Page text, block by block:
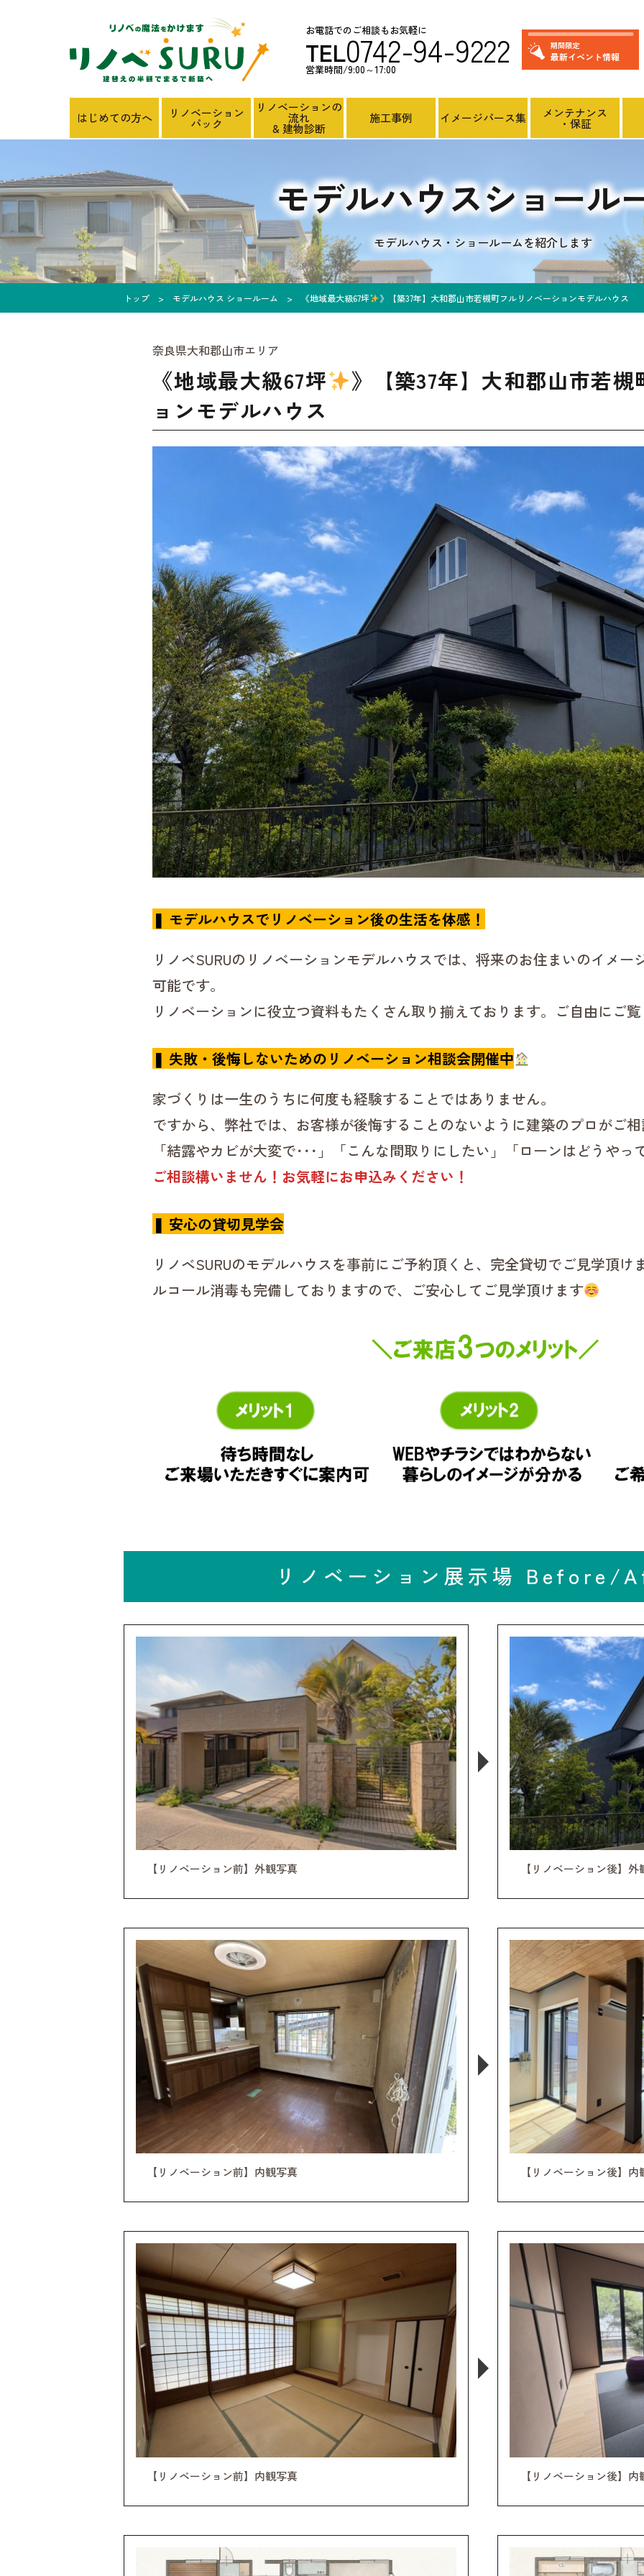
お電話でのご相談もお気軽に
TEL0742-94-9222
営業時間/9:00～17:00
期間限定
最新イベント情報
はじめての方へ リノベーション
パック
リノベーションの
流れ
& 建物診断
施工事例 イメージパース集 メンテナンス
・保証
モデルハウスショール
モデルハウス・ショールームを紹介します
トップ モデルハウス ショールーム 《地域最大級67坪 》【築37年】大和郡山市若槻町フルリノベーションモデルハウス
奈良県大和郡山市エリア
《地域最大級67坪
》【築37年】大和郡山市若
ョンモデルハウス
❚ モデルハウスでリノベーション後の生活を体感！
リノベSURUのリノベーションモデルハウスでは、将来のお住まいのイメ
可能です。
リノベーションに役立つ資料もたくさん取り揃えております。ご自由にご
❚ 失敗・後悔しないためのリノベーション相談会開催中
家づくりは一生のうちに何度も経験することではありません。
ですから、弊社では、お客様が後悔することのないように建築のプロがご
「結露やカビが大変で･･･」「こんな間取りにしたい」「ローンはどうやっ
ご相談構いません！お気軽にお申込みください！
❚ 安心の貸切見学会
リノベSURUのモデルハウスを事前にご予約頂くと、完全貸切でご見学頂
ルコール消毒も完備しておりますので、ご安心してご見学頂けます
リノベーション展示場 Before/
【リノベーション前】外観写真 【リノベーション後】外
【リノベーション前】内観写真 【リノベーション後】内
【リノベーション前】内観写真 【リノベーション後】内